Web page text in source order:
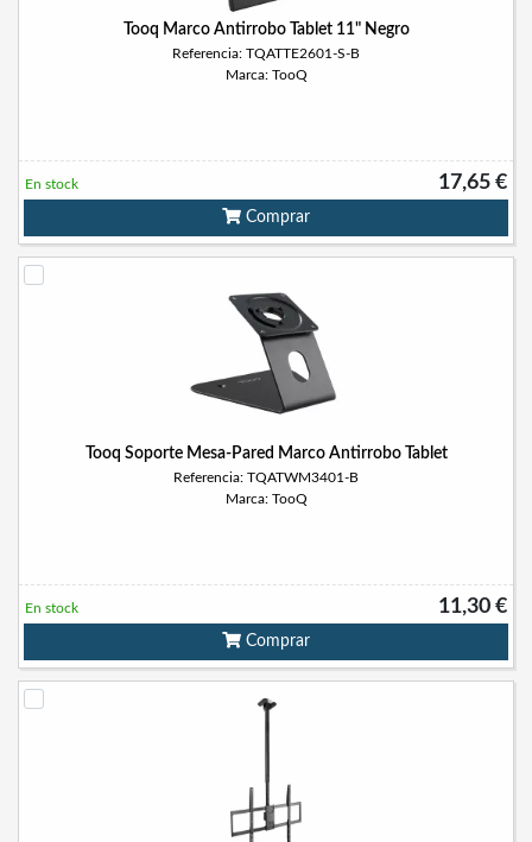
Tooq Marco Antirrobo Tablet 11" Negro
Referencia: TQATTE2601-S-B
Marca: TooQ
17,65 €
En stock
Comprar
Tooq Soporte Mesa-Pared Marco Antirrobo Tablet
Referencia: TQATWM3401-B
Marca: TooQ
11,30 €
En stock
Comprar